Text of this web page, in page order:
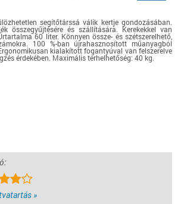
segítőtárssá válik kertje gondozásában.
összegyűjtésére és szállítására. Kerekekkel van
60 liter. Könnyen össze- és szétszerelhető,
100 %-ban újrahasznosított műanyagból
kialakított fogantyúval van felszerelve
érdekében. Maximális terhelhetőség: 40 kg.
»